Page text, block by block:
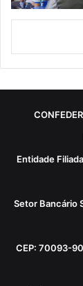
Entidade
Setor Bancário
CEP: 70093-